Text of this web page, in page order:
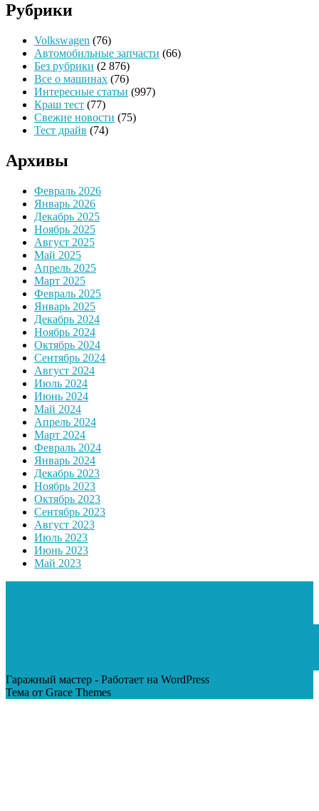
Рубрики
Volkswagen (76)
Автомобильные запчасти (66)
Без рубрики (2 876)
Все о машинах (76)
Интересные статьи (997)
Краш тест (77)
Свежие новости (75)
Тест драйв (74)
Архивы
Февраль 2026
Январь 2026
Декабрь 2025
Ноябрь 2025
Август 2025
Май 2025
Апрель 2025
Март 2025
Февраль 2025
Январь 2025
Декабрь 2024
Ноябрь 2024
Октябрь 2024
Сентябрь 2024
Август 2024
Июль 2024
Июнь 2024
Май 2024
Апрель 2024
Март 2024
Февраль 2024
Январь 2024
Декабрь 2023
Ноябрь 2023
Октябрь 2023
Сентябрь 2023
Август 2023
Июль 2023
Июнь 2023
Май 2023
Гаражный мастер - Работает на WordPress
Тема от Grace Themes